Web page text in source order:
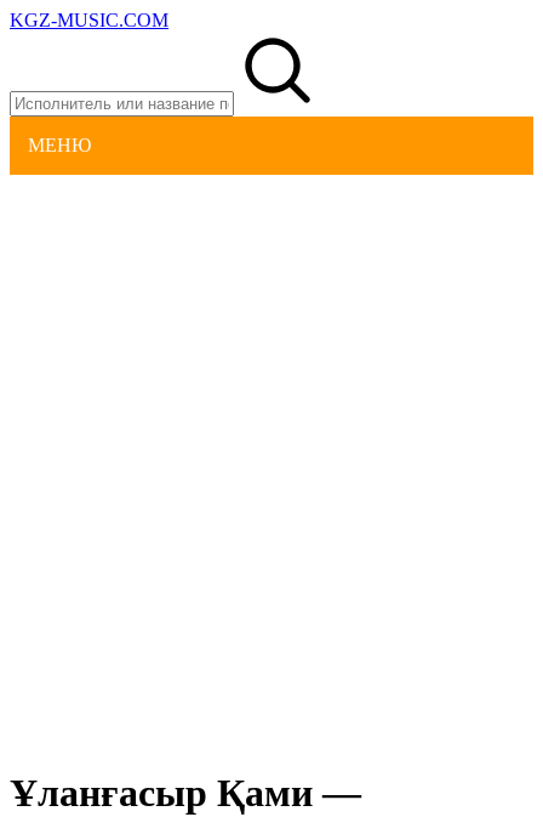
KGZ-MUSIC.COM
МЕНЮ
Ұланғасыр Қами —